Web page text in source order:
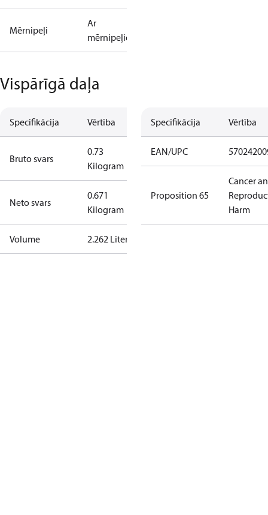
Mērnipeļi
Ar
mērnipeļiem
Vispārīgā daļa
Specifikācija Vērtība
Bruto svars
0.73
Kilogram
Neto svars
0.671
Kilogram
Volume 2.262 Liter
Specifikācija Vērtība
EAN/UPC
Proposition 65
Cancer
Harm